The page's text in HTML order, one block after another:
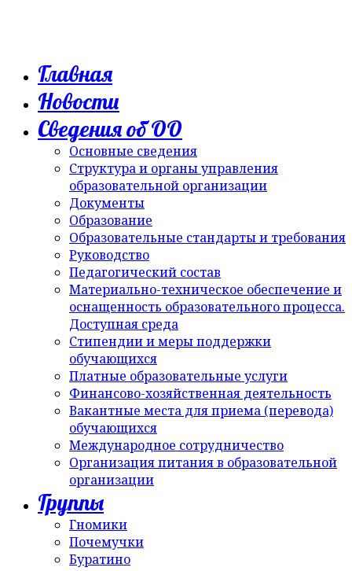
Главная
Новости
Сведения об ОО
Основные сведения
Структура и органы управления
образовательной организации
Документы
Образование
Образовательные стандарты и требования
Руководство
Педагогический состав
Материально-техническое обеспечение и
оснащенность образовательного процесса.
Доступная среда
Стипендии и меры поддержки
обучающихся
Платные образовательные услуги
Финансово-хозяйственная деятельность
Вакантные места для приема (перевода)
обучающихся
Международное сотрудничество
Организация питания в образовательной
организации
Группы
Гномики
Почемучки
Буратино